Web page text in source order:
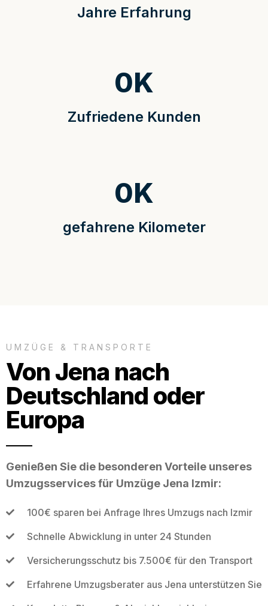
Jahre Erfahrung
Zufriedene Kunden
0K
gefahrene Kilometer
0K
UMZÜGE & TRANSPORTE
Von Jena nach
Deutschland oder
Europa
Genießen Sie die besonderen Vorteile unseres
Umzugsservices für Umzüge Jena Izmir:
100€ sparen bei Anfrage Ihres Umzugs nach Izmir
Schnelle Abwicklung in unter 24 Stunden
Versicherungsschutz bis 7.500€ für den Transport
Erfahrene Umzugsberater aus Jena unterstützen Sie